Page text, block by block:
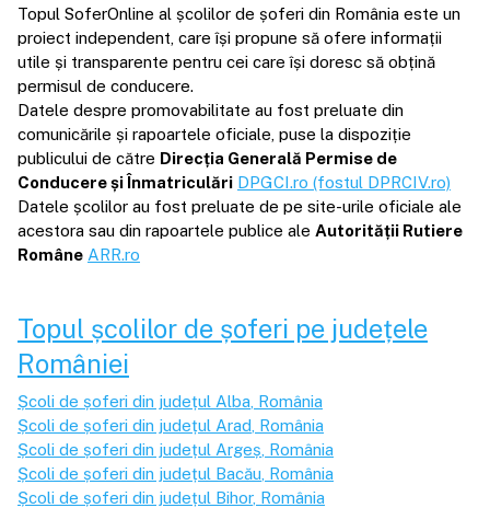
Topul SoferOnline al școlilor de șoferi din România este un
proiect independent, care își propune să ofere informații
utile și transparente pentru cei care își doresc să obțină
permisul de conducere.
Datele despre promovabilitate au fost preluate din
comunicările și rapoartele oficiale, puse la dispoziție
publicului de către Direcția Generală Permise de
Conducere și Înmatriculări DPGCI.ro (fostul DPRCIV.ro)
Datele școlilor au fost preluate de pe site-urile oficiale ale
acestora sau din rapoartele publice ale Autorității Rutiere
Române ARR.ro
Topul școlilor de șoferi pe județele
României
Școli de șoferi din județul Alba , România
Școli de șoferi din județul Arad , România
Școli de șoferi din județul Argeș , România
Școli de șoferi din județul Bacău , România
Școli de șoferi din județul Bihor, România